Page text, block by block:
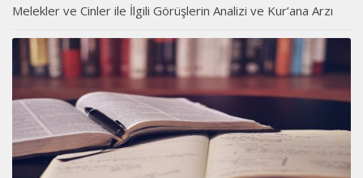
Melekler ve Cinler ile İlgili Görüşlerin Analizi ve Kur’ana Arzı